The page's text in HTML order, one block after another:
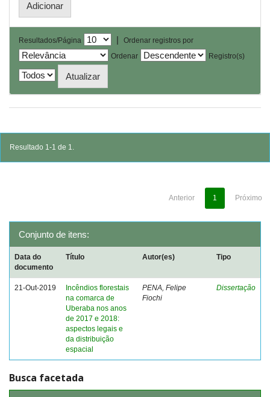
Resultados/Página |
Ordenar registros por
Ordenar
Registro(s)
Resultado 1-1 de 1.
Anterior 1 Próximo
Conjunto de itens:
Data do
documento
Título Autor(es) Tipo
21-Out-2019
Incêndios florestais
na comarca de
Uberaba nos anos
de 2017 e 2018:
aspectos legais e
da distribuição
espacial
PENA, Felipe
Fiochi
Dissertação
Busca facetada